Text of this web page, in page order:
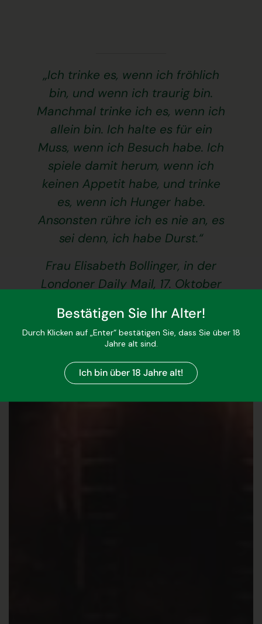
„Ich trinke es, wenn ich fröhlich
bin, und wenn ich traurig bin.
Manchmal trinke ich es, wenn ich
allein bin. Ich halte es für ein
Muss, wenn ich Besuch habe. Ich
spiele damit herum, wenn ich
keinen Appetit habe, und trinke
es, wenn ich Hunger habe.
Ansonsten rühre ich es nie an, es
sei denn, ich habe Durst.“
Frau Elisabeth Bollinger, in der
Londoner Daily Mail, 17. Oktober
Bestätigen Sie Ihr Alter!
Durch Klicken auf „Enter“ bestätigen Sie, dass Sie über 18
Jahre alt sind.
Ich bin über 18 Jahre alt!